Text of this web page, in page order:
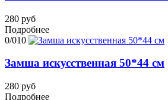
280 руб
Подробнее
0/010
Замша искусственная 50*44 см
280 руб
Подробнее